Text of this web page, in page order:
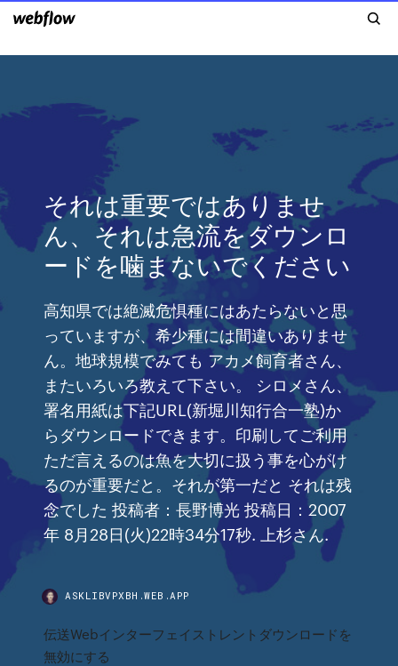
それは重要ではありませ
ん、それは急流をダウンロ
ードを噛まないでください
高知県では絶滅危惧種にはあたらないと思
っていますが、希少種には間違いありませ
ん。地球規模でみても アカメ飼育者さん、
またいろいろ教えて下さい。 シロメさん、
署名用紙は下記URL(新堀川知行合一塾)か
らダウンロードできます。印刷してご利用
ただ言えるのは魚を大切に扱う事を心がけ
るのが重要だと。それが第一だと それは残
念でした 投稿者：長野博光 投稿日：2007
年 8月28日(火)22時34分17秒. 上杉さん.
ASKLIBVPXBH.WEB.APP
伝送Webインターフェイストレントダウンロードを
無効にする